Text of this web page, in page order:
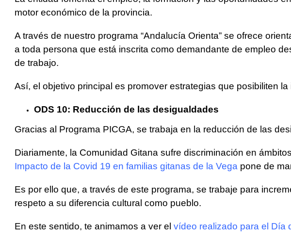
motor económico de la provincia.
A través de nuestro programa “Andalucía Orienta” se ofrece
a toda persona que está inscrita como demandante de empleo
de trabajo.
Así, el objetivo principal es promover estrategias que posibiliten
ODS 10: Reducción de las desigualdades
Gracias al Programa PICGA, se trabaja en la reducción de las
Diariamente, la Comunidad Gitana sufre discriminación en
Impacto de la Covid 19 en familias gitanas de la Vega pone de
Es por ello que, a través de este programa, se trabaje para
respeto a su diferencia cultural como pueblo.
En este sentido, te animamos a ver el vídeo realizado para el Día